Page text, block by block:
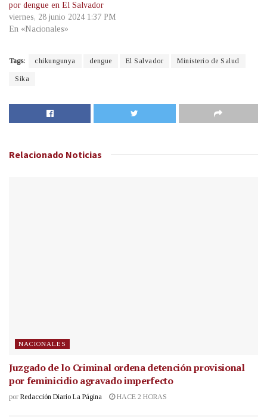
por dengue en El Salvador
viernes, 28 junio 2024 1:37 PM
En «Nacionales»
Tags: chikungunya dengue El Salvador Ministerio de Salud
Sika
Relacionado Noticias
NACIONALES
Juzgado de lo Criminal ordena detención provisional
por feminicidio agravado imperfecto
por Redacción Diario La Página HACE 2 HORAS